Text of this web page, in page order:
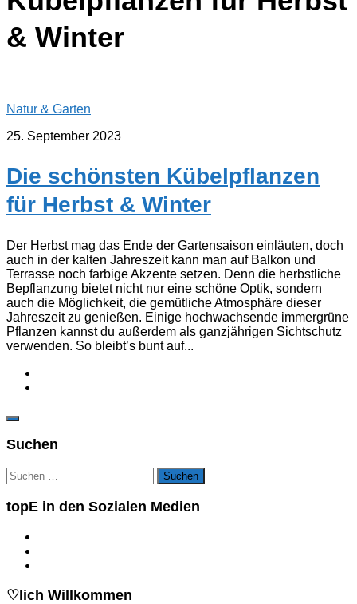
& Winter
Natur & Garten
25. September 2023
Die schönsten Kübelpflanzen
für Herbst & Winter
Der Herbst mag das Ende der Gartensaison einläuten, doch
auch in der kalten Jahreszeit kann man auf Balkon und
Terrasse noch farbige Akzente setzen. Denn die herbstliche
Bepflanzung bietet nicht nur eine schöne Optik, sondern
auch die Möglichkeit, die gemütliche Atmosphäre dieser
Jahreszeit zu genießen. Einige hochwachsende immergrüne
Pflanzen kannst du außerdem als ganzjährigen Sichtschutz
verwenden. So bleibt’s bunt auf...
Suchen
Suchen
nach:
topE in den Sozialen Medien
♡lich Willkommen